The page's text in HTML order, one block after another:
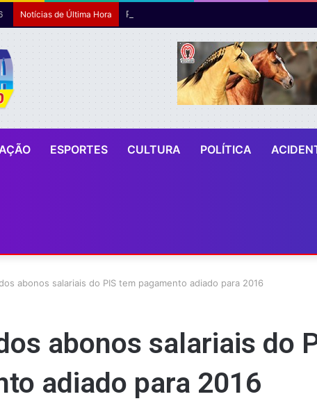
Notícias de Última Hora
ESPORTES CULTURA POLÍTICA
abonos salariais do PIS tem pagamento adiado para 2016
abonos salariais do
adiado para 2016